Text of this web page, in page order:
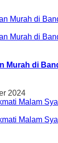
Murah di
2024